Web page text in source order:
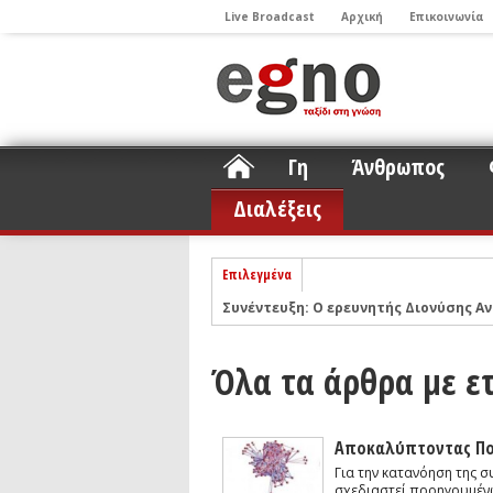
Live Broadcast Αρχική Επικοινωνία
Γη Άνθρωπος
Διαλέξεις
Επιλεγμένα
Συνέντευξη: Ο ερευνητής Διονύσης
Podcast: Συζήτηση με τον καθηγητή
Podcast: Ο Διονύσης Σιμόπουλος
Άρθρο με αφορμή το Nobel Φυσικής
Συνέντευξη: Το ελληνικό
Όλα τα άρθρα με
Αποκαλύπτοντας
Για την κατανόηση της